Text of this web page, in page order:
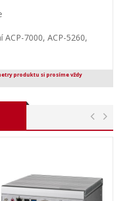
7000, ACP-5260,
produktu si prosíme vždy